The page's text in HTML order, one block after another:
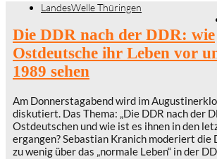
LandesWelle Thüringen
Die DDR nach der DDR: wie
Ostdeutsche ihr Leben vor
1989 sehen
Am Donnerstagabend wird im
diskutiert. Das Thema: „Die DDR nach der
Ostdeutschen und wie ist es ihnen in den
ergangen? Sebastian Kranich moderiert die
zu wenig über das „normale Leben“ in der